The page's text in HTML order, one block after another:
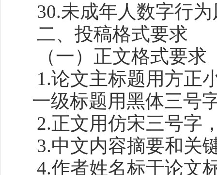
30.未成年人数字行
二、投稿格式要求
（一）正文格式要求
1.论文主标题用方正
一级标题用黑体三号
2.正文用仿宋三号字
3.中文内容摘要和关
4.作者姓名标于论文